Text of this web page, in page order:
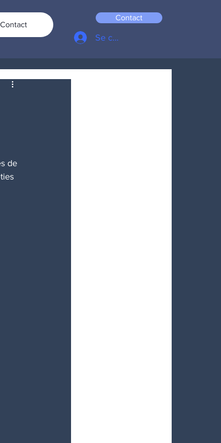
Contact
Contact
Se connecter
de